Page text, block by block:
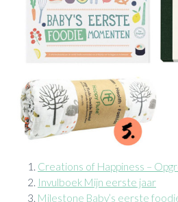
Creations of Happiness –
Invulboek Mijn eerste jaar
Milestone Baby’s eerste